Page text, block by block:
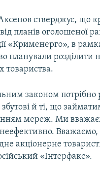
стверджує, що
планів оголошеної
«Крименерго», в
планували розділити
товариства.
законом потрібно
й ті, що
мереж. Ми
неефективно.
акціонерне
«Інтерфакс».